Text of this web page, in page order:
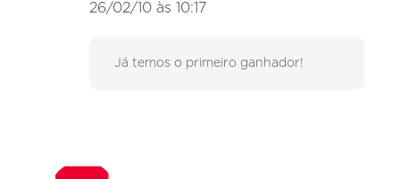
26/02/10 às 10:17
Já temos o primeiro ganhador!